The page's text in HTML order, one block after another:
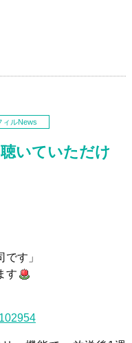
ィルNews
いていただけ
す」
す